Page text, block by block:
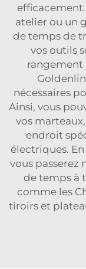
atelier ou un
de temps de
vos outils
nécessaires
Ainsi, vous
vos
endroit
électriques.
vous passerez
de temps à
comme les
tiroirs et